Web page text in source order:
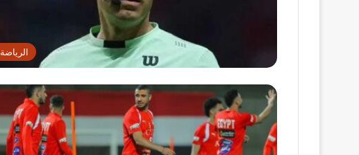
الرياضة